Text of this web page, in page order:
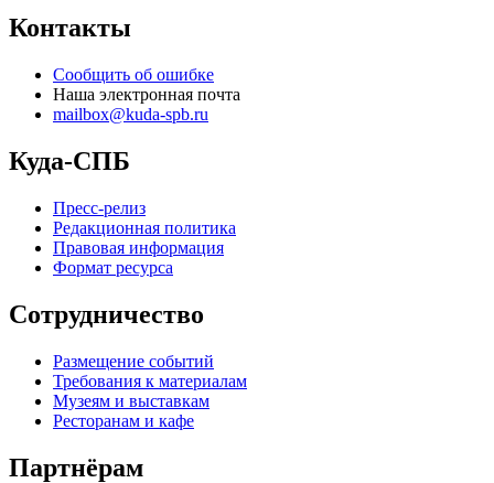
Контакты
Сообщить об ошибке
Наша электронная почта
mailbox@kuda-spb.ru
Куда-СПБ
Пресс-релиз
Редакционная политика
Правовая информация
Формат ресурса
Сотрудничество
Размещение событий
Требования к материалам
Музеям и выставкам
Ресторанам и кафе
Партнёрам